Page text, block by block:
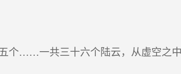
个……一共三十六个陆云，从虚空之